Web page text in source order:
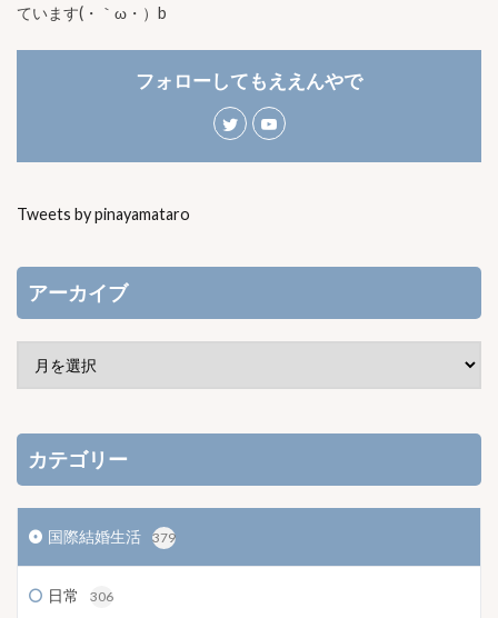
ています(・｀ω・）b
フォローしてもええんやで
Tweets by pinayamataro
アーカイブ
カテゴリー
国際結婚生活 379
日常 306